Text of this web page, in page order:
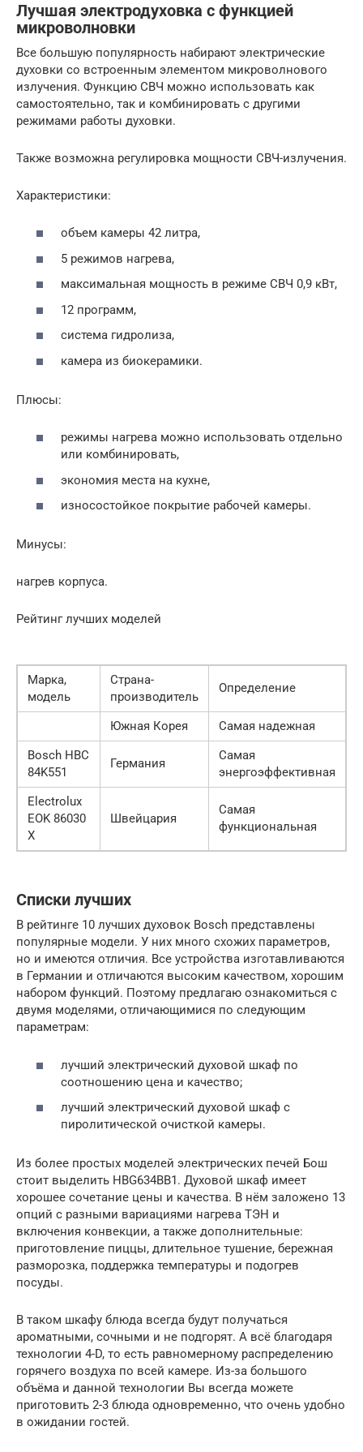
Лучшая электродуховка с функцией
микроволновки
Все большую популярность набирают электрические
духовки со встроенным элементом микроволнового
излучения. Функцию СВЧ можно использовать как
самостоятельно, так и комбинировать с другими
режимами работы духовки.
Также возможна регулировка мощности СВЧ-излучения.
Характеристики:
объем камеры 42 литра,
5 режимов нагрева,
максимальная мощность в режиме СВЧ 0,9 кВт,
12 программ,
система гидролиза,
камера из биокерамики.
Плюсы:
режимы нагрева можно использовать отдельно
или комбинировать,
экономия места на кухне,
износостойкое покрытие рабочей камеры.
Минусы:
нагрев корпуса.
Рейтинг лучших моделей
Марка,
модель
Страна-
производитель
Определение
Южная Корея
Самая надежная
Bosch HBC
84K551
Германия
Самая
энергоэффективная
Electrolux
EOK 86030
X
Швейцария
Самая
функциональная
Списки лучших
В рейтинге 10 лучших духовок Bosch представлены
популярные модели. У них много схожих параметров,
но и имеются отличия. Все устройства изготавливаются
в Германии и отличаются высоким качеством, хорошим
набором функций. Поэтому предлагаю ознакомиться с
двумя моделями, отличающимися по следующим
параметрам:
лучший электрический духовой шкаф по
соотношению цена и качество;
лучший электрический духовой шкаф с
пиролитической очисткой камеры.
Из более простых моделей электрических печей Бош
стоит выделить HBG634BB1. Духовой шкаф имеет
хорошее сочетание цены и качества. В нём заложено 13
опций с разными вариациями нагрева ТЭН и
включения конвекции, а также дополнительные:
приготовление пиццы, длительное тушение, бережная
разморозка, поддержка температуры и подогрев
посуды.
В таком шкафу блюда всегда будут получаться
ароматными, сочными и не подгорят. А всё благодаря
технологии 4-D, то есть равномерному распределению
горячего воздуха по всей камере. Из-за большого
объёма и данной технологии Вы всегда можете
приготовить 2-3 блюда одновременно, что очень удобно
в ожидании гостей.